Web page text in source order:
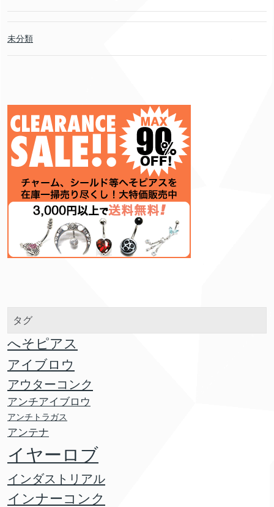
未分類
タグ
へそピアス
アイブロウ
アウターコンク
アンチアイブロウ
アンチトラガス
アンテナ
イヤーロブ
インダストリアル
インナーコンク